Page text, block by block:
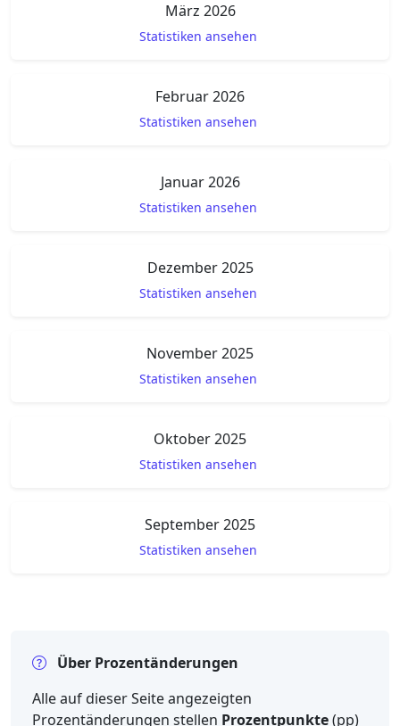
März 2026
Statistiken ansehen
Februar 2026
Statistiken ansehen
Januar 2026
Statistiken ansehen
Dezember 2025
Statistiken ansehen
November 2025
Statistiken ansehen
Oktober 2025
Statistiken ansehen
September 2025
Statistiken ansehen
Über Prozentänderungen
Alle auf dieser Seite angezeigten
Prozentänderungen stellen Prozentpunkte(pp)